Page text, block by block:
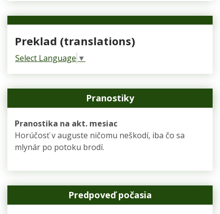
Preklad (translations)
Select Language ▼
Pranostiky
Pranostika na akt. mesiac
Horúčosť v auguste ničomu neškodí, iba čo sa
mlynár po potoku brodí.
Predpoveď počasia